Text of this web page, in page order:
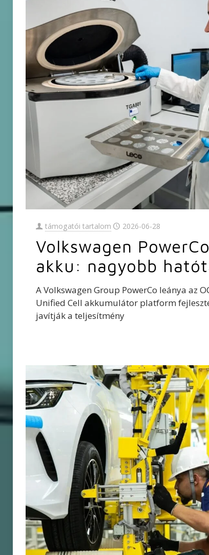
támogatói tartalom 2026-06-28
Volkswagen
akku: nagyobb
A Volkswagen Group PowerCo leánya az
Unified Cell akkumulátor platform
javítják a teljesítmény